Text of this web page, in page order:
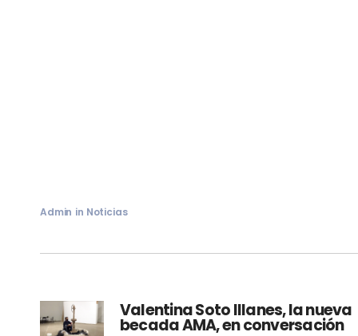
Admin in Noticias
Valentina Soto Illanes, la nueva
becada AMA, en conversación